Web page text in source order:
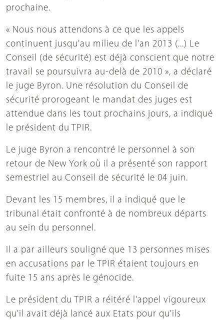
prochaine.
« Nous nous attendons à ce que les appels
continuent jusqu'au milieu de l'an 2013 (...) Le
Conseil (de sécurité) est déjà conscient que notre
travail se poursuivra au-delà de 2010 », a déclaré
le juge Byron. Une résolution du Conseil de
sécurité prorogeant le mandat des juges est
attendue dans les tout prochains jours, a indiqué
le président du TPIR.
Le juge Byron a rencontré le personnel à son
retour de New York où il a présenté son rapport
semestriel au Conseil de sécurité le 04 juin.
Devant les 15 membres, il a indiqué que le
tribunal était confronté à de nombreux départs
au sein du personnel.
Il a par ailleurs souligné que 13 personnes mises
en accusations par le TPIR étaient toujours en
fuite 15 ans après le génocide.
Le président du TPIR a réitéré l'appel vigoureux
qu'il avait déjà lancé aux Etats pour qu'ils